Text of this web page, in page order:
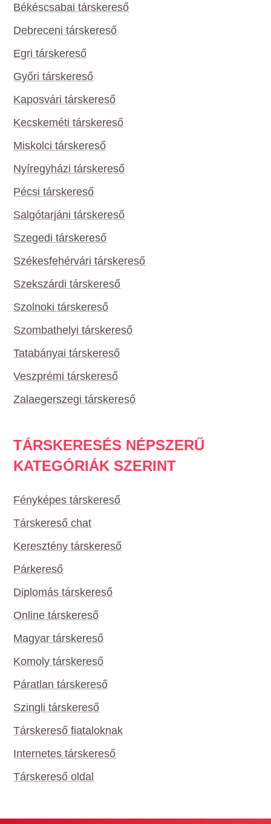
Békéscsabai társkereső
Debreceni társkereső
Egri társkereső
Győri társkereső
Kaposvári társkereső
Kecskeméti társkereső
Miskolci társkereső
Nyíregyházi társkereső
Pécsi társkereső
Salgótarjáni társkereső
Szegedi társkereső
Székesfehérvári társkereső
Szekszárdi társkereső
Szolnoki társkereső
Szombathelyi társkereső
Tatabányai társkereső
Veszprémi társkereső
Zalaegerszegi társkereső
TÁRSKERESÉS NÉPSZERŰ
KATEGÓRIÁK SZERINT
Fényképes társkereső
Társkereső chat
Keresztény társkereső
Párkereső
Diplomás társkereső
Online társkereső
Magyar társkereső
Komoly társkereső
Páratlan társkereső
Szingli társkereső
Társkereső fiataloknak
Internetes társkereső
Társkereső oldal